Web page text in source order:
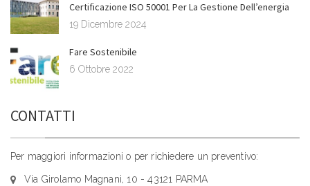
Certificazione ISO 50001 Per La Gestione Dell’energia
19 Dicembre 2024
Fare Sostenibile
6 Ottobre 2022
CONTATTI
Per maggiori informazioni o per richiedere un preventivo:
Via Girolamo Magnani, 10 - 43121 PARMA